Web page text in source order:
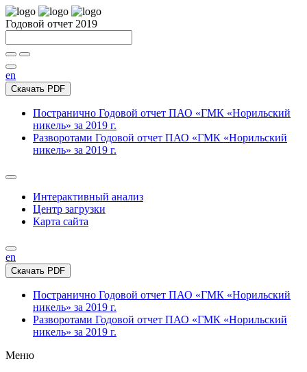
Годовой отчет 2019
en
Скачать PDF
Постранично Годовой отчет ПАО «ГМК «Норильский
никель» за 2019 г.
Разворотами Годовой отчет ПАО «ГМК «Норильский
никель» за 2019 г.
Интерактивный анализ
Центр загрузки
Карта сайта
en
Скачать PDF
Постранично Годовой отчет ПАО «ГМК «Норильский
никель» за 2019 г.
Разворотами Годовой отчет ПАО «ГМК «Норильский
никель» за 2019 г.
Меню